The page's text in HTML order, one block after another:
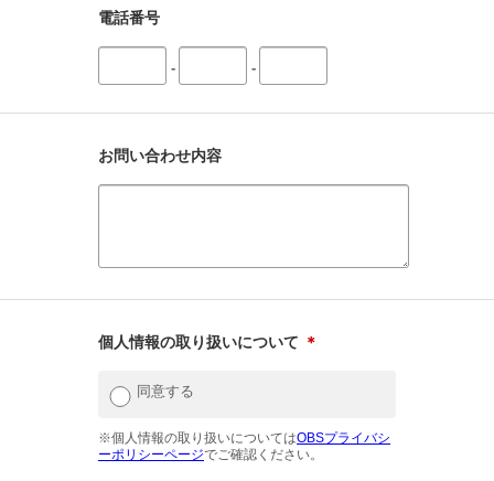
電話番号
- -
お問い合わせ内容
個人情報の取り扱いについて ＊
同意する
※個人情報の取り扱いについてはOBSプライバシ
ーポリシーページでご確認ください。